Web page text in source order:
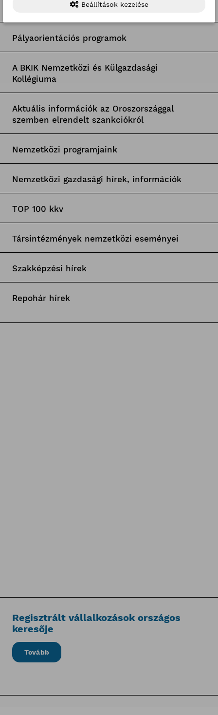
Egyetemi együttműködések
Pályaorientációs programok
A BKIK Nemzetközi és Külgazdasági
Kollégiuma
Aktuális információk az Oroszországgal
szemben elrendelt szankciókról
Nemzetközi programjaink
Nemzetközi gazdasági hírek, információk
TOP 100 kkv
Társintézmények nemzetközi eseményei
Szakképzési hírek
Repohár hírek
Regisztrált vállalkozások országos
keresője
Tovább
Beállítások kezelése